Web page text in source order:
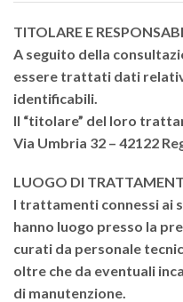
TITOLARE E
A seguito della
essere trattati dati
identificabili.
Il “titolare” del loro
Via Umbria 32 – 42122
LUOGO DI
I trattamenti connessi ai
hanno luogo presso la
curati da personale
oltre che da eventuali
di manutenzione.